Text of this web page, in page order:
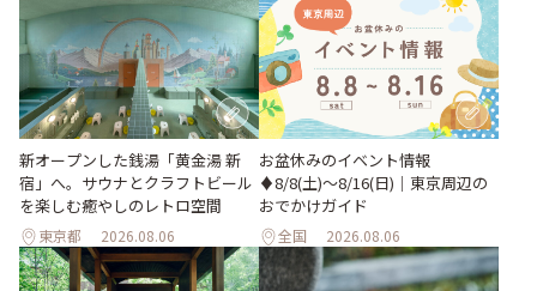
新オープンした銭湯「黄金湯 新
宿」へ。サウナとクラフトビール
を楽しむ癒やしのレトロ空間
東京都 2026.08.06
お盆休みのイベント情報
♦︎8/8(土)〜8/16(日)｜東京周辺の
おでかけガイド
全国 2026.08.06